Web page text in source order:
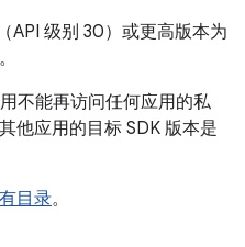
API 级别 30）或更高版本为
不能再访问任何应用的私
他应用的目标 SDK 版本是
目录。